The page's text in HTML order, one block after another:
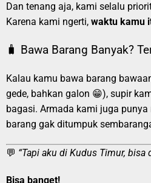
Dan tenang aja, kami selalu
Karena kami ngerti, waktu kamu
🧳 Bawa Barang Banyak?
Kalau kamu bawa barang
gede, bahkan galon 😁), supir
bagasi. Armada kami juga
barang gak ditumpuk
💬 “Tapi aku di Kudus Timur, bisa
Bisa banget!